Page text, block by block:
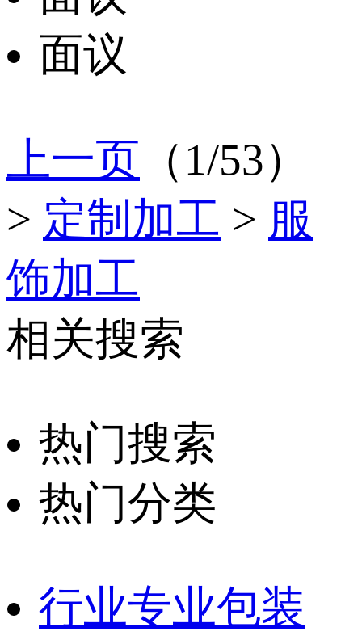
面议
上一页 （1/53）
> 定制加工 > 服
饰加工
相关搜索
热门搜索
热门分类
行业专业包装